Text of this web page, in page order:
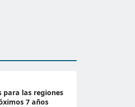
para las regiones
7 años